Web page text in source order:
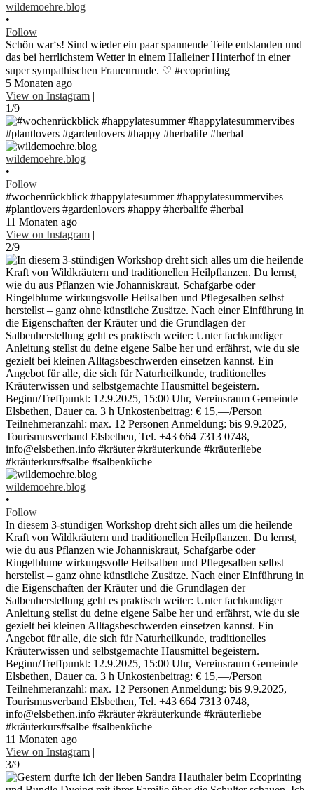
wildemoehre.blog
•
Follow
Schön war‘s! Sind wieder ein paar spannende Teile entstanden und
das bei herrlichstem Wetter in einem Halleiner Hinterhof in einer
super sympathischen Frauenrunde. ♡ #ecoprinting
5 Monaten ago
View on Instagram |
1/9
wildemoehre.blog
•
Follow
#wochenrückblick #happylatesummer #happylatesummervibes
#plantlovers #gardenlovers #happy #herbalife #herbal
11 Monaten ago
View on Instagram |
2/9
wildemoehre.blog
•
Follow
In diesem 3-stündigen Workshop dreht sich alles um die heilende
Kraft von Wildkräutern und traditionellen Heilpflanzen. Du lernst,
wie du aus Pflanzen wie Johanniskraut, Schafgarbe oder
Ringelblume wirkungsvolle Heilsalben und Pflegesalben selbst
herstellst – ganz ohne künstliche Zusätze. Nach einer Einführung in
die Eigenschaften der Kräuter und die Grundlagen der
Salbenherstellung geht es praktisch weiter: Unter fachkundiger
Anleitung stellst du deine eigene Salbe her und erfährst, wie du sie
gezielt bei kleinen Alltagsbeschwerden einsetzen kannst. Ein
Angebot für alle, die sich für Naturheilkunde, traditionelles
Kräuterwissen und selbstgemachte Hausmittel begeistern.
Beginn/Treffpunkt: 12.9.2025, 15:00 Uhr, Vereinsraum Gemeinde
Elsbethen, Dauer ca. 3 h Unkostenbeitrag: € 15,—/Person
Teilnehmeranzahl: max. 12 Personen Anmeldung: bis 9.9.2025,
Tourismusverband Elsbethen, Tel. +43 664 7313 0748,
info@elsbethen.info #kräuter #kräuterkunde #kräuterliebe
#kräuterkurs#salbe #salbenküche
11 Monaten ago
View on Instagram |
3/9